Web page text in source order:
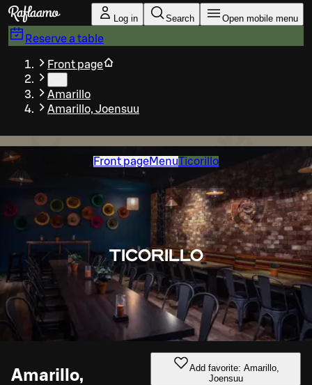
Skip to main content
Log in Search Open mobile menu
Reserve a table
Front page
Amarillo
Amarillo, Joensuu
Front pageMenuTicorillo
TICORILLO
Amarillo,
Add favorite: Amarillo,
Joensuu